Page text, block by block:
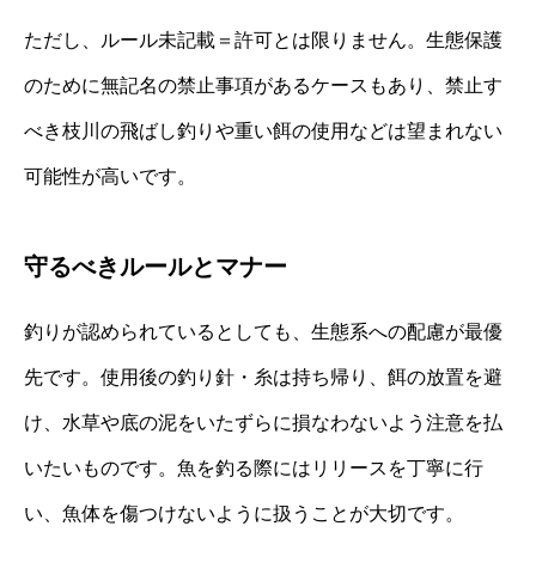
ただし、ルール未記載＝許可とは限りません。生態保護
のために無記名の禁止事項があるケースもあり、禁止す
べき枝川の飛ばし釣りや重い餌の使用などは望まれない
可能性が高いです。
守るべきルールとマナー
釣りが認められているとしても、生態系への配慮が最優
先です。使用後の釣り針・糸は持ち帰り、餌の放置を避
け、水草や底の泥をいたずらに損なわないよう注意を払
いたいものです。魚を釣る際にはリリースを丁寧に行
い、魚体を傷つけないように扱うことが大切です。